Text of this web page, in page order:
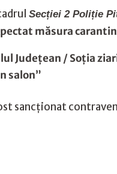
Secției 2 Poliție
măsura
Judeţean / Soţia
salon”
sancționat